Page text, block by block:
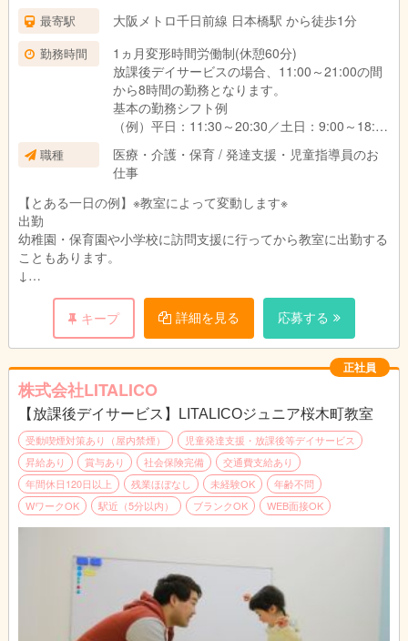
期間中の待遇に変更はありません。
最寄駅 大阪メトロ千日前線 日本橋駅 から徒歩1分
勤務時間
1ヵ月変形時間労働制(休憩60分)
放課後デイサービスの場合、11:00～21:00の間
から8時間の勤務となります。
基本の勤務シフト例
（例）平日：11:30～20:30／土日：9:00～18:00
ます。
職種
医療・介護・保育 / 発達支援・児童指導員のお
仕事
【とある一日の例】※教室によって変動します※
出勤
幼稚園・保育園や小学校に訪問支援に行ってから教室に出勤する
こともあります。
↓
個別支援計画に沿って指導の準備をします。
プリントやカードの他、おもちゃやタブレットを使うことも。
↓
個別支援計画の作成
お子さまひとり一人に6か月間の個別支援計画を作成していま
す。
↓
お昼|休憩・ランチタイムです。
↓
指導
個別支援計画に基づきお子さまに指導を実施します。
個別指導では45分の指導をし、小集団指導では1時間半～3時間
の指導をします。
終礼|スタッフ間でお子さま保護者さまの情報共有や翌日の準備
をします。
退勤|本日もお疲れさまでした！
キープ 詳細を見る 応募する
正社員
株式会社LITALICO
【放課後デイサービス】LITALICOジュニア桜木町教室
受動喫煙対策あり（屋内禁煙）
児童発達支援・放課後等デイサービス
昇給あり
賞与あり 社会保険完備
交通費支給あり
年間休日120日以上
残業ほぼなし 未経験OK
年齢不問
WワークOK
駅近（5分以内） ブランクOK WEB面接OK